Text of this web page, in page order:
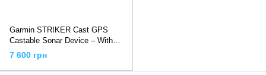
Garmin STRIKER Cast GPS
Castable Sonar Device – With
GPS
7 600 грн